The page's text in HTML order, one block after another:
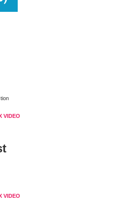
VIDEO
VIDEO